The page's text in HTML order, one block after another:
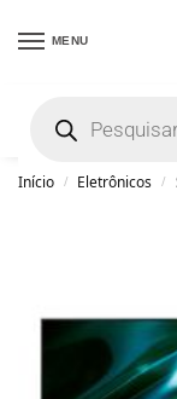
MENU
Início / Eletrônicos /